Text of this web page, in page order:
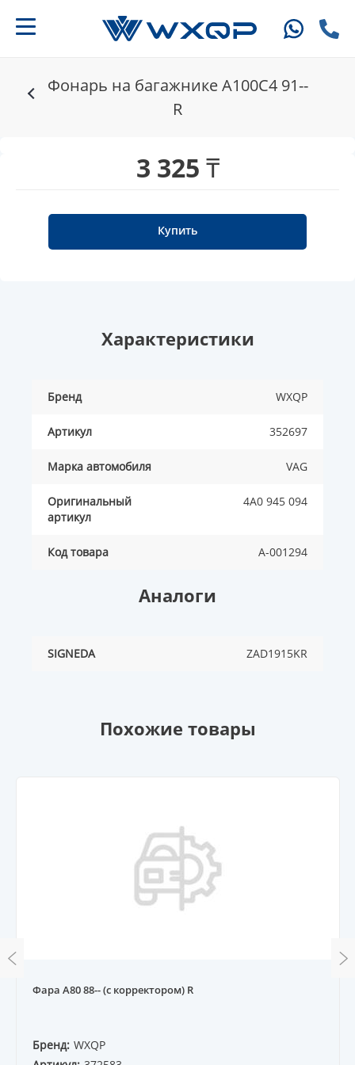
Фонарь на багажнике A100C4 91--
R
3 325 ₸
Купить
Характеристики
Бренд WXQP
Артикул 352697
Марка автомобиля VAG
Оригинальный
артикул
4A0 945 094
Код товара A-001294
Аналоги
SIGNEDA ZAD1915KR
Похожие товары
Фара A80 88-- (с корректором) R
Бренд: WXQP